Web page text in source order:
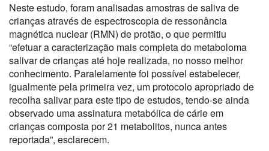
Neste estudo, foram analisadas amostras de saliva de
crianças através de espectroscopia de ressonância
magnética nuclear (RMN) de protão, o que permitiu
“efetuar a caracterização mais completa do metaboloma
salivar de crianças até hoje realizada, no nosso melhor
conhecimento. Paralelamente foi possível estabelecer,
igualmente pela primeira vez, um protocolo apropriado de
recolha salivar para este tipo de estudos, tendo-se ainda
observado uma assinatura metabólica de cárie em
crianças composta por 21 metabolitos, nunca antes
reportada”, esclarecem.